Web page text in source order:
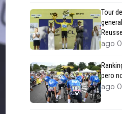
Tour
ago
pero
ago